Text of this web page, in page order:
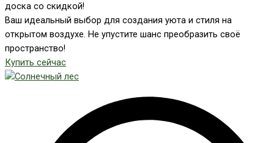
доска со скидкой!
Ваш идеальный выбор для создания уюта и стиля на
открытом воздухе. Не упустите шанс преобразить своё
пространство!
Купить сейчас